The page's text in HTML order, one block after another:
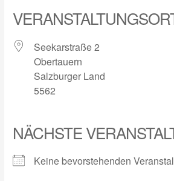
Seekarstraße 2
Obertauern
Salzburger Land
5562
NÄCHSTE
Keine bevorstehenden